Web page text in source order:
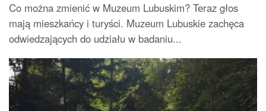
Co można zmienić w Muzeum Lubuskim? Teraz głos
mają mieszkańcy i turyści. Muzeum Lubuskie zachęca
odwiedzających do udziału w badaniu...